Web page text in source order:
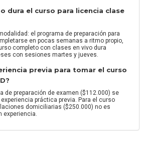
dura el curso para licencia clase
el programa de preparación para
en pocas semanas a ritmo propio,
completo con clases en vivo dura
con sesiones martes y jueves.
previa para tomar el curso
de preparación de examen ($112.000) se
práctica previa. Para el curso
domiciliarias ($250.000) no es
experiencia.